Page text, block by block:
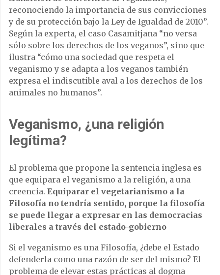
reconociendo la importancia de sus convicciones
y de su protección bajo la Ley de Igualdad de 2010”.
Según la experta, el caso Casamitjana “no versa
sólo sobre los derechos de los veganos”, sino que
ilustra “cómo una sociedad que respeta el
veganismo y se adapta a los veganos también
expresa el indiscutible aval a los derechos de los
animales no humanos”.
Veganismo, ¿una religión
legítima?
El problema que propone la sentencia inglesa es
que equipara el veganismo a la religión, a una
creencia. Equiparar el vegetarianismo a la
Filosofía no tendría sentido, porque la filosofía
se puede llegar a expresar en las democracias
liberales a través del estado-gobierno
Si el veganismo es una Filosofía, ¿debe el Estado
defenderla como una razón de ser del mismo? El
problema de elevar estas prácticas al dogma